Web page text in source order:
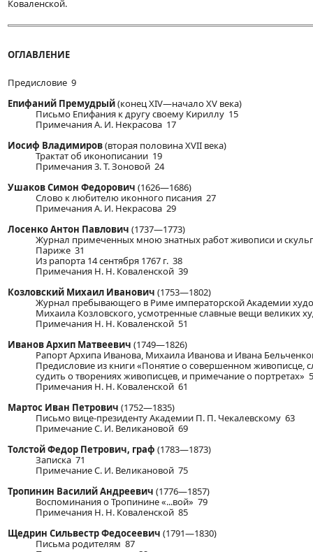
Коваленской.
ОГЛАВЛЕНИЕ
Предисловие 9
Епифаний Премудрый(конец XIV—начало XV века)
Письмо Епифания к другу своему Кириллу 15
Примечания А. И. Некрасова 17
Иосиф Владимиров(вторая половина XVII века)
Трактат об иконописании 19
Примечания 3. Т. Зоновой 24
Ушаков Симон Федорович (1626—1686)
Слово к любителю иконного писания 27
Примечания А. И. Некрасова 29
Лосенко Антон Павлович (1737—1773)
Журнал примеченных мною знатных работ живописи и
Париже 31
Из рапорта 14 сентября 1767 г. 38
Примечания Н. Н. Коваленской 39
Козловский Михаил Иванович (1753—1802)
Журнал пребывающего в Риме императорской Академии
Михаила Козловского, усмотренные славные вещи великих
Примечания Н. Н. Коваленской 51
Иванов Архип Матвеевич (1749—1826)
Рапорт Архипа Иванова, Михаила Иванова и Ивана
Предисловие из книги «Понятие о совершенном живописце,
судить о творениях живописцев, и примечание о портретах»
Примечания Н. Н. Коваленской 61
Мартос Иван Петрович (1752—1835)
Письмо вице-президенту Академии П. П. Чекалевскому 63
Примечание С. И. Великановой 69
Толстой Федор Петрович, граф (1783—1873)
Записка 71
Примечание С. И. Великановой 75
Тропинин Василий Андреевич (1776—1857)
Воспоминания о Тропинине «...вой» 79
Примечания Н. Н. Коваленской 85
Щедрин Сильвестр Федосеевич (1791—1830)
Письма родителям 87